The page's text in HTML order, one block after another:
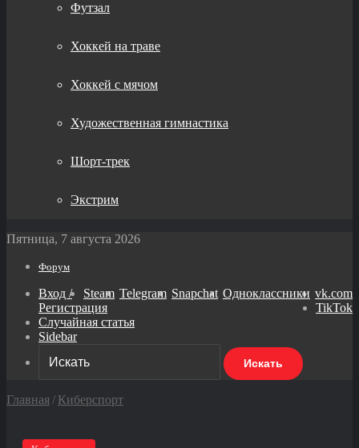
Футзал
Хоккей на траве
Хоккей с мячом
Художественная гимнастика
Шорт-трек
Экстрим
Пятница, 7 августа 2026
Форум
vk.com
Одноклассники
Snapchat
Telegram
Steam
TikTok
Вход /
Регистрация
Случайная статья
Sidebar
Искать
Главная/ Киберспорт